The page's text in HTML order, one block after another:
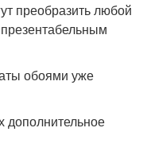
преобразить любой
обоями уже
дополнительное